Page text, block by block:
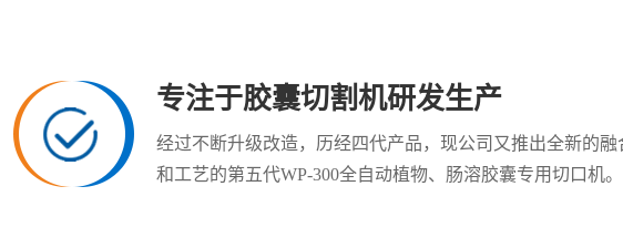
专注于胶囊切割机研发生产
经过不断升级改造，历经四代产品，现公司又推出全新的融
和工艺的第五代WP-300全自动植物、肠溶胶囊专用切口机。